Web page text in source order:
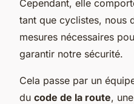
Cependant, elle
tant que cyclistes, nous
mesures nécessaires
garantir notre sécurité.
Cela passe par un
du code de la route,